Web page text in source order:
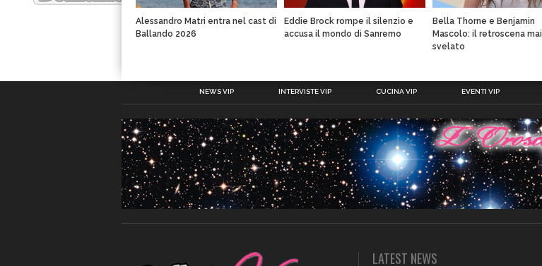
Alessandro Matri entra nel cast di
Ballando 2026
Eddie Brock rompe il silenzio e
accusa il mondo di Sanremo
Bella Thorne e Benjamin
Mascolo: il retroscena mai
svelato
NEWS VIP INTERVISTE VIP CUCINA VIP EVENTI VIP
LATEST NEWS